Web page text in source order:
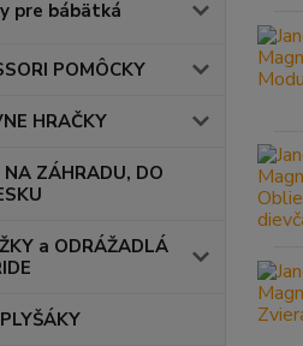
pre bábätká
POMÔCKY
HRAČKY
ZÁHRADU, DO
a ODRÁŽADLÁ